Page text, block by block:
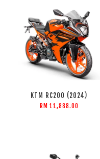
KTM RC200 (2024)
RM 11,888.00